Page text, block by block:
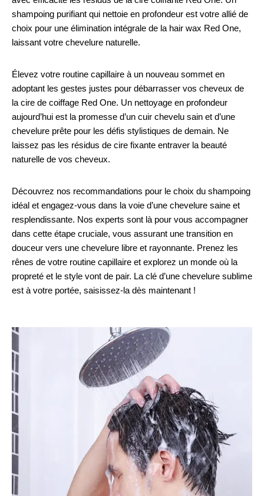
shampoing purifiant qui nettoie en profondeur est votre allié de
choix pour une élimination intégrale de la hair wax Red One,
laissant votre chevelure naturelle.
Élevez votre routine capillaire à un nouveau sommet en
adoptant les gestes justes pour débarrasser vos cheveux de
la cire de coiffage Red One. Un nettoyage en profondeur
aujourd’hui est la promesse d’un cuir chevelu sain et d’une
chevelure prête pour les défis stylistiques de demain. Ne
laissez pas les résidus de cire fixante entraver la beauté
naturelle de vos cheveux.
Découvrez nos recommandations pour le choix du shampoing
idéal et engagez-vous dans la voie d’une chevelure saine et
resplendissante. Nos experts sont là pour vous accompagner
dans cette étape cruciale, vous assurant une transition en
douceur vers une chevelure libre et rayonnante. Prenez les
rênes de votre routine capillaire et explorez un monde où la
propreté et le style vont de pair. La clé d’une chevelure sublime
est à votre portée, saisissez-la dès maintenant !